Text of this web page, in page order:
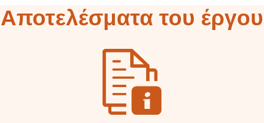
Αποτελέσματα του έργου